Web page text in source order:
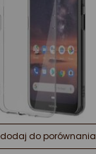
dodaj do porównania